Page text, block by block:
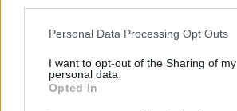
Personal Data Processing Opt Outs
I want to opt-out of the Sharing of my
personal data.
Opted In